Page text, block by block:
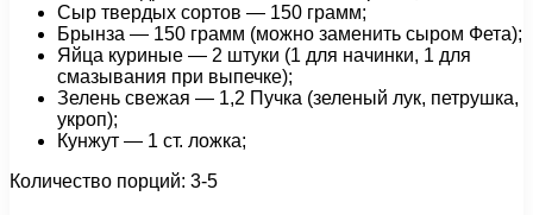
Сыр твердых сортов — 150 грамм;
Брынза — 150 грамм (можно заменить сыром Фета);
Яйца куриные — 2 штуки (1 для начинки, 1 для
смазывания при выпечке);
Зелень свежая — 1,2 Пучка (зеленый лук, петрушка,
укроп);
Кунжут — 1 ст. ложка;
Количество порций: 3-5